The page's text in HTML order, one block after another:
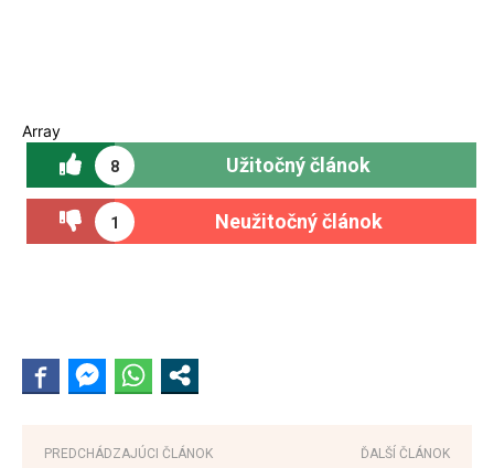
Array
8 Užitočný článok
1 Neužitočný článok
PREDCHÁDZAJÚCI ČLÁNOK ĎALŠÍ ČLÁNOK